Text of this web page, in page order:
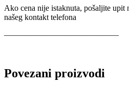
Ako cena nije istaknuta, pošaljite upit
našeg kontakt telefona
——————————————
Povezani proizvodi